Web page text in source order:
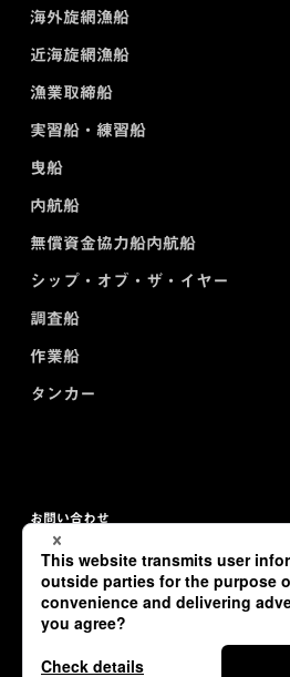
海外旋網漁船
近海旋網漁船
漁業取締船
実習船・練習船
曳船
内航船
無償資金協力船内航船
シップ・オブ・ザ・イヤー
調査船
作業船
タンカー
お問い合わせ
プライバシーポリシー
サイトマップ
Copyright © TSUNEISHI SHIPBUILDING Co.,